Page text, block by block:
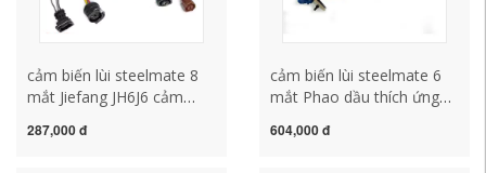
cảm biến lùi steelmate 8
mắt Jiefang JH6J6 cảm
sương mù phích cắm đuôi
287,000 đ
cảm biến lùi steelmate 6
mắt Phao dầu thích ứng
xăng Mitsubishi Cheetah
604,000 đ